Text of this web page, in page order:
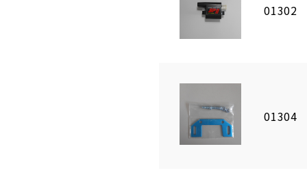
01302
01304